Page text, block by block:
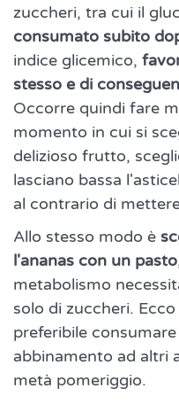
zuccheri, tra cui il
consumato subito
indice glicemico,
stesso e di
Occorre quindi fare
momento in cui si
delizioso frutto,
lasciano bassa
al contrario di
Allo stesso modo è
l'ananas con un pasto
metabolismo
solo di zuccheri.
preferibile
abbinamento ad altri
metà pomeriggio.